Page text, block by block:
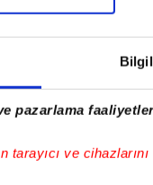
pazarlama
tarayıcı ve